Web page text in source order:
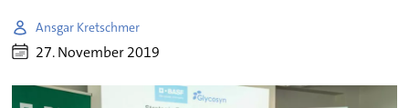
Ansgar Kretschmer
27. November 2019